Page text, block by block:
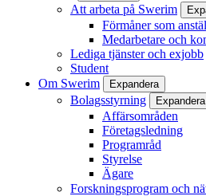
Att arbeta på Swerim
Förmåner som
Medarbetare och
Lediga tjänster och exjobb
Student
Om Swerim
Expandera
Bolagsstyrning Expandera
Affärsområden
Företagsledning
Programråd
Styrelse
Ägare
Forskningsprogram och